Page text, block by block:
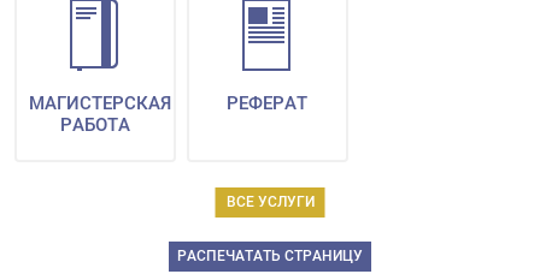
ВСЕ УСЛУГИ
МАГИСТЕРСКАЯ
РАБОТА
РЕФЕРАТ
РАСПЕЧАТАТЬ СТРАНИЦУ